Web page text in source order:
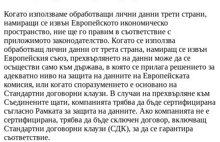
Когато използваме обработващи лични данни трети страни,
намиращи се извън Европейското икономическо
пространство, ние ще го правим в съответствие с
приложимото законодателство. Когато се използва
обработващ лични данни от трета страна, намиращ се извън
Европейския съюз, прехвърлянето на данни може да се
осъществи само към държава, в която се прилага решението за
адекватно ниво на защита на данните на Европейската
комисия, или когато споразумението е основано на
Стандартни договорни клаузи. В случаи на прехвърляне към
Съединените щати, компанията трябва да бъде сертифицирана
съгласно Рамката за защита на данните. Ако компанията не е
сертифицирана, трябва да бъде сключен договор, включващ
Стандартни договорни клаузи (СДК), за да се гарантира
съответствие.